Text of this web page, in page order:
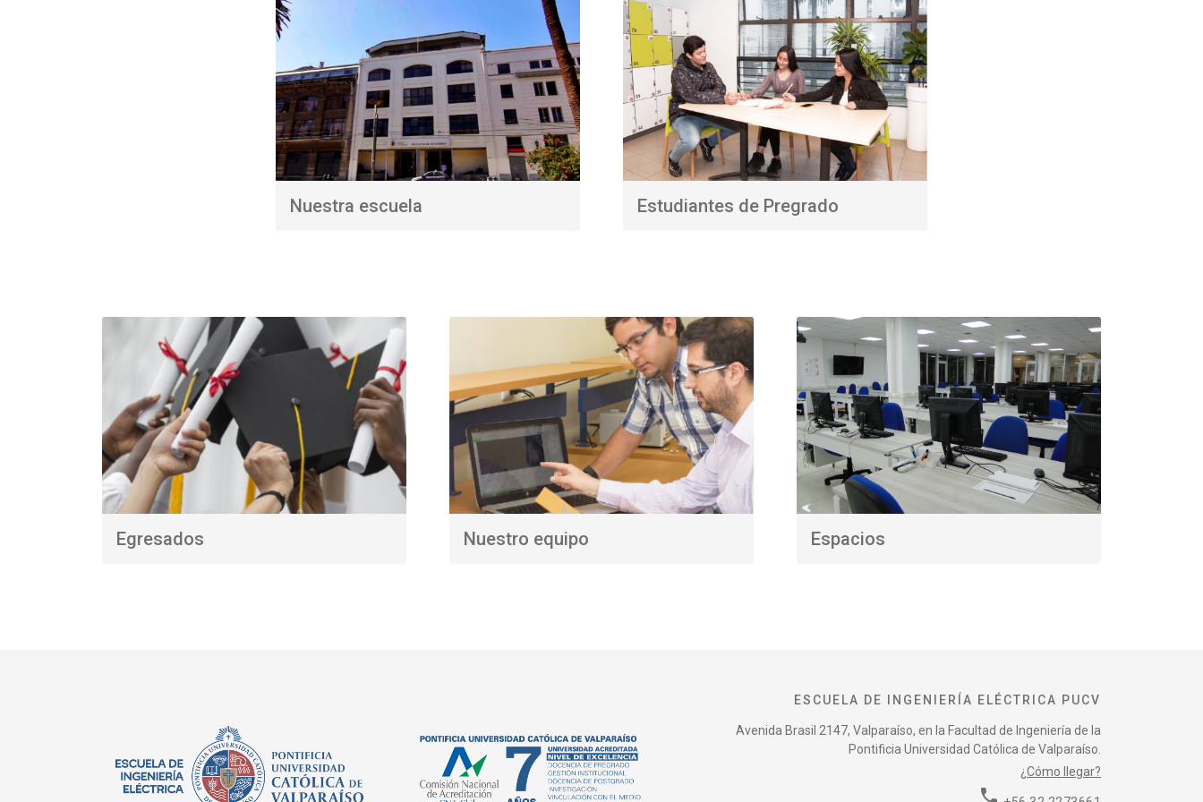
Nuestra escuela Estudiantes de Pregrado
Egresados Nuestro equipo Espacios
ESCUELA DE INGENIERÍA ELÉCTRICA PUCV
Avenida Brasil 2147, Valparaíso, en la Facultad de Ingeniería de la
Pontificia Universidad Católica de Valparaíso.
¿Cómo llegar?
phone